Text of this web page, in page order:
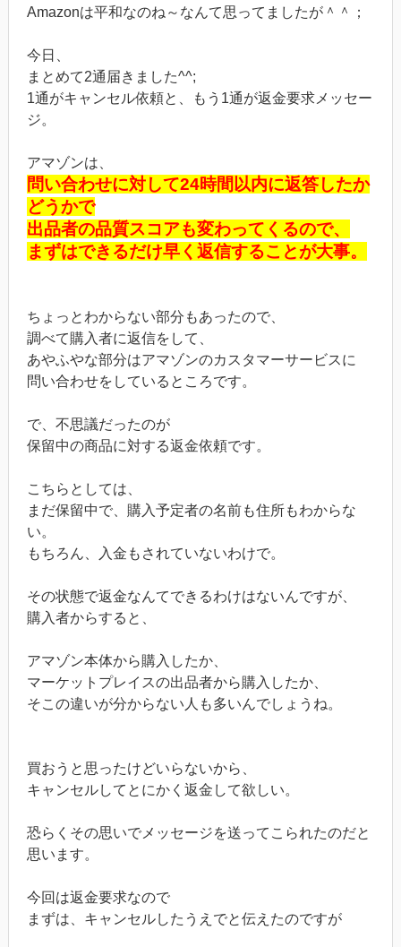
Amazonは平和なのね～なんて思ってましたが＾＾；
今日、
まとめて2通届きました^^;
1通がキャンセル依頼と、もう1通が返金要求メッセー
ジ。
アマゾンは、
問い合わせに対して24時間以内に返答したか
どうかで
出品者の品質スコアも変わってくるので、
まずはできるだけ早く返信することが大事。
ちょっとわからない部分もあったので、
調べて購入者に返信をして、
あやふやな部分はアマゾンのカスタマーサービスに
問い合わせをしているところです。
で、不思議だったのが
保留中の商品に対する返金依頼です。
こちらとしては、
まだ保留中で、購入予定者の名前も住所もわからな
い。
もちろん、入金もされていないわけで。
その状態で返金なんてできるわけはないんですが、
購入者からすると、
アマゾン本体から購入したか、
マーケットプレイスの出品者から購入したか、
そこの違いが分からない人も多いんでしょうね。
買おうと思ったけどいらないから、
キャンセルしてとにかく返金して欲しい。
恐らくその思いでメッセージを送ってこられたのだと
思います。
今回は返金要求なので
まずは、キャンセルしたうえでと伝えたのですが